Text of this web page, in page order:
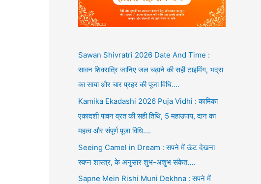
Sawan Shivratri 2026 Date And Time :
सावन शिवरात्रि जानिए जल चढ़ाने की सही टाइमिंग, भद्रा
का साया और चार प्रहर की पूजा विधि….
Kamika Ekadashi 2026 Puja Vidhi : कामिका
एकादशी पावन व्रत की सही तिथि, 5 महाउपाय, दान का
महत्व और संपूर्ण पूजा विधि….
Seeing Camel in Dream : सपने में ऊंट देखना
स्वप्न शास्त्र, के अनुसार शुभ-अशुभ संकेत….
Sapne Mein Rishi Muni Dekhna : सपने में